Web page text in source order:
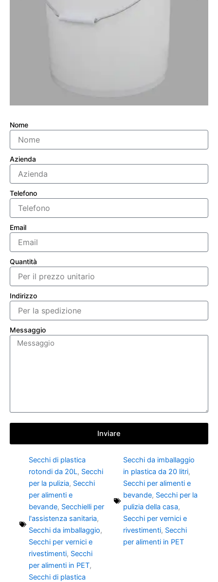
Nome
Azienda
Telefono
Email
Quantità
Indirizzo
Messaggio
Inviare
Secchi di plastica
rotondi da 20L, Secchi
per la pulizia, Secchi
per alimenti e
bevande, Secchielli per
l'assistenza sanitaria,
Secchi da imballaggio,
Secchi per vernici e
rivestimenti, Secchi
per alimenti in PET,
Secchi di plastica
Secchi da imballaggio
in plastica da 20 litri,
Secchi per alimenti e
bevande, Secchi per la
pulizia della casa,
Secchi per vernici e
rivestimenti, Secchi
per alimenti in PET